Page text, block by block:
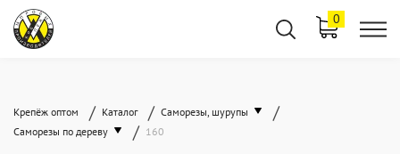
0
Крепёж оптом / Каталог / Саморезы, шурупы /
Саморезы по дереву / 160